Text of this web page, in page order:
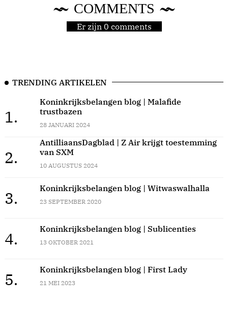
COMMENTS
Er zijn 0 comments
TRENDING ARTIKELEN
1.
Koninkrijksbelangen blog | Malafide
trustbazen
28 JANUARI 2024
2.
AntilliaansDagblad | Z Air krijgt toestemming
van SXM
10 AUGUSTUS 2024
3.
Koninkrijksbelangen blog | Witwaswalhalla
23 SEPTEMBER 2020
4.
Koninkrijksbelangen blog | Sublicenties
13 OKTOBER 2021
5.
Koninkrijksbelangen blog | First Lady
21 MEI 2023